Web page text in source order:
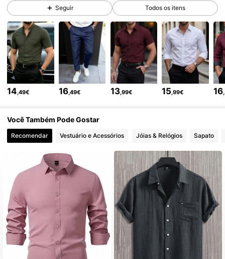
4,80 252K Seguidores
4,80 252K Seguidores
4,80 252K Seguidores
4,80 252K Seguidores
4,80 252K Seguidores
4,80 252K Seguidores
Seguir Todos os itens
14,49€ 16,49€ 13,99€ 15,99€ 16
Você Também Pode Gostar
Recomendar Vestuário e Acessórios Jóias & Relógios Sapato